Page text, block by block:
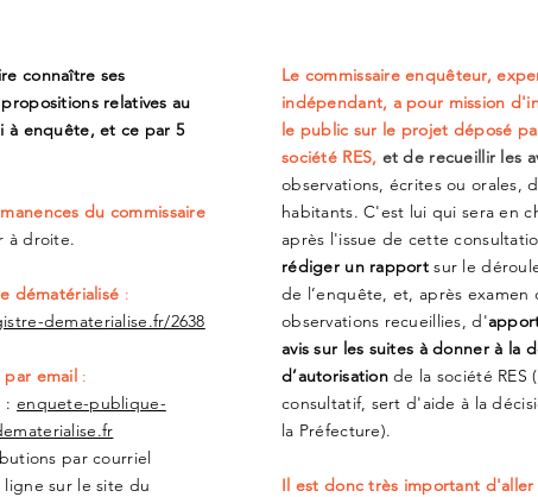
connaître ses
relatives au
à enquête, et ce par 5
du commissaire
à droite.
dématérialisé :
dematerialise.fr/2638
email :
:enquete-publique-
par courriel
ligne sur le site du
Le commissaire enquêteur,
indépendant, a pour mission
le public sur le projet déposé
société RES, et de recueillir les
observations, écrites ou orales,
habitants. C'est lui qui sera en
après l'issue de cette
rédiger un rapport sur le
de l’enquête, et, après examen
observations recueillies, d'
avis sur les suites à donner à la
d’autorisationde la société RES
consultatif, sert d'aide à la
la Préfecture).
Il est donc très important d'aller